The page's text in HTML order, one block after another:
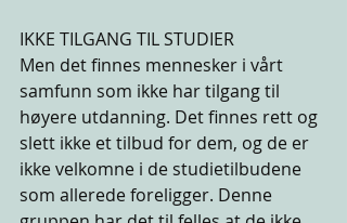
IKKE TILGANG TIL STUDIER
Men det finnes mennesker i vårt
samfunn som ikke har tilgang til
høyere utdanning. Det finnes rett og
slett ikke et tilbud for dem, og de er
ikke velkomne i de studietilbudene
som allerede foreligger. Denne